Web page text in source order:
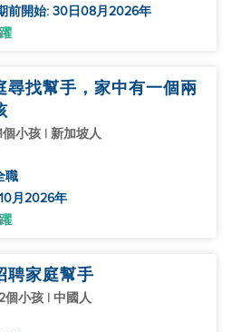
前開始: 30日08月2026年
尋找幫手，家中有一個兩
個小孩 | 新加坡人
職
月2026年
聘家庭幫手
個小孩 | 中國人